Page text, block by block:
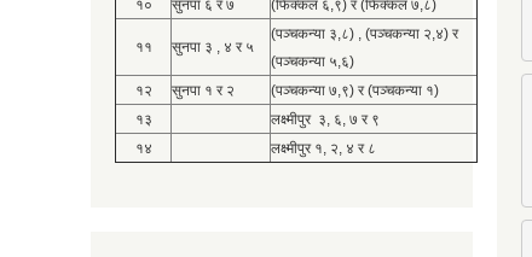
१०
सुनपा ६ र ७ (फिक्कल ६,९) र (फिक्कल ७,८)
११ सुनपा ३ , ४ र ५
(पञ्चकन्या ३,८) , (पञ्चकन्या २,४) र
(पञ्चकन्या ५,६)
१२
सुनपा १ र २
(पञ्चकन्या ७,९) र (पञ्चकन्या १)
१३
लक्ष्मीपुर ३, ६, ७ र ९
१४
लक्ष्मीपुर १, २, ४ र ८